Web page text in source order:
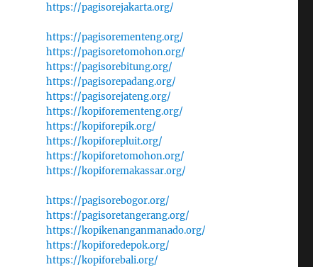
https://pagisorejakarta.org/
https://pagisorementeng.org/
https://pagisoretomohon.org/
https://pagisorebitung.org/
https://pagisorepadang.org/
https://pagisorejateng.org/
https://kopiforementeng.org/
https://kopiforepik.org/
https://kopiforepluit.org/
https://kopiforetomohon.org/
https://kopiforemakassar.org/
https://pagisorebogor.org/
https://pagisoretangerang.org/
https://kopikenanganmanado.org/
https://kopiforedepok.org/
https://kopiforebali.org/